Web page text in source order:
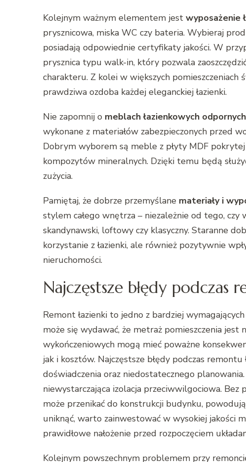
Kolejnym ważnym elementem jest wyposażenie
prysznicowa, miska WC czy bateria. Wybieraj
posiadają odpowiednie certyfikaty jakości. W
prysznica typu walk-in, który pozwala
charakteru. Z kolei w większych
prawdziwa ozdoba każdej eleganckiej łazienki.
Nie zapomnij o meblach łazienkowych
wykonane z materiałów zabezpieczonych przed
Dobrym wyborem są meble z płyty MDF
kompozytów mineralnych. Dzięki temu będą
zużycia.
Pamiętaj, że dobrze przemyślane materiały i
stylem całego wnętrza – niezależnie od tego,
skandynawski, loftowy czy klasyczny. Staranne
korzystanie z łazienki, ale również pozytywnie
nieruchomości.
Najczęstsze błędy podczas
Remont łazienki to jedno z bardziej
może się wydawać, że metraż pomieszczenia jest
wykończeniowych mogą mieć poważne
jak i kosztów. Najczęstsze błędy podczas
doświadczenia oraz niedostatecznego
niewystarczająca izolacja przeciwwilgociowa. Bez
może przenikać do konstrukcji budynku,
uniknąć, warto zainwestować w wysokiej jakości
prawidłowe nałożenie przed rozpoczęciem
Kolejnym powszechnym problemem przy